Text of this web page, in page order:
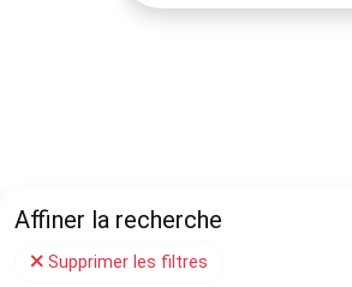
Affiner la recherche
Supprimer les filtres